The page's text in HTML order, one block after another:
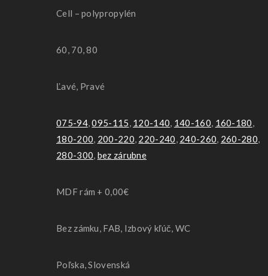
Cell – polypropylén
60, 70, 80
Ľavé, Pravé
075-94,095-115, 120-140, 140-160, 160-180,
180-200, 200-220, 220-240, 240-260, 260-280,
280-300, bez zárubne
MDF rám + 0,00€
Bez zámku, FAB, Izbový kľúč, WC
Poľska, Slovenská